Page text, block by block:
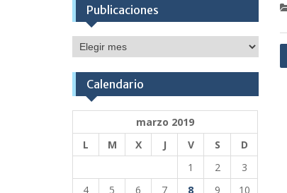
Publicaciones
Publicaciones
Calendario
marzo 2019
L
M X J V S
D
1
2
3
4
5 6 7 8 9
10